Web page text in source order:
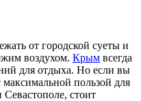
от городской суеты и
воздухом. Крым всегда
для отдыха. Но если вы
максимальной пользой для
стоит